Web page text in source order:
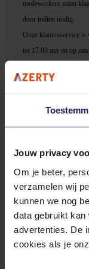
Jouw privacy
Om je beter,
verzamelen wij
kunnen we nog
data gebruikt kan
advertenties. De
cookies als je
medewerkers staan
door indien nodig.
Onze klantenservice
tot 17.00 uur en op